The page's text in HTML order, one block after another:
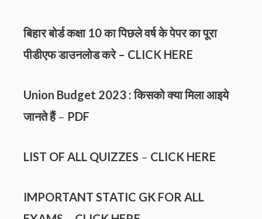
बिहार बोर्ड कक्षा 10 का पिछले वर्ष के पेपर का पूरा
पीडीएफ डाउनलोड करे – CLICK HERE
Union Budget 2023 : किसको क्या मिला आइये
जानते हैं – PDF
LIST OF ALL QUIZZES – CLICK HERE
IMPORTANT STATIC GK FOR ALL